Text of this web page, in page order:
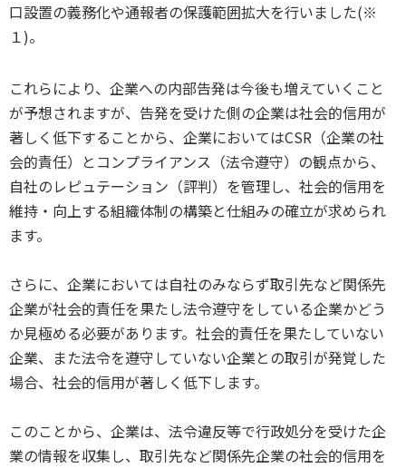
口設置の義務化や通報者の保護範囲拡大を行いました(※
１)。
これらにより、企業への内部告発は今後も増えていくこと
が予想されますが、告発を受けた側の企業は社会的信用が
著しく低下することから、企業においてはCSR（企業の社
会的責任）とコンプライアンス（法令遵守）の観点から、
自社のレピュテーション（評判）を管理し、社会的信用を
維持・向上する組織体制の構築と仕組みの確立が求められ
ます。
さらに、企業においては自社のみならず取引先など関係先
企業が社会的責任を果たし法令遵守をしている企業かどう
か見極める必要があります。社会的責任を果たしていない
企業、また法令を遵守していない企業との取引が発覚した
場合、社会的信用が著しく低下します。
このことから、企業は、法令違反等で行政処分を受けた企
業の情報を収集し、取引先など関係先企業の社会的信用を